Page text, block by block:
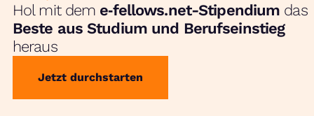
Hol mit dem e‑fellows.net-Stipendium das
Beste aus Studium und Berufseinstieg
heraus
Jetzt durchstarten